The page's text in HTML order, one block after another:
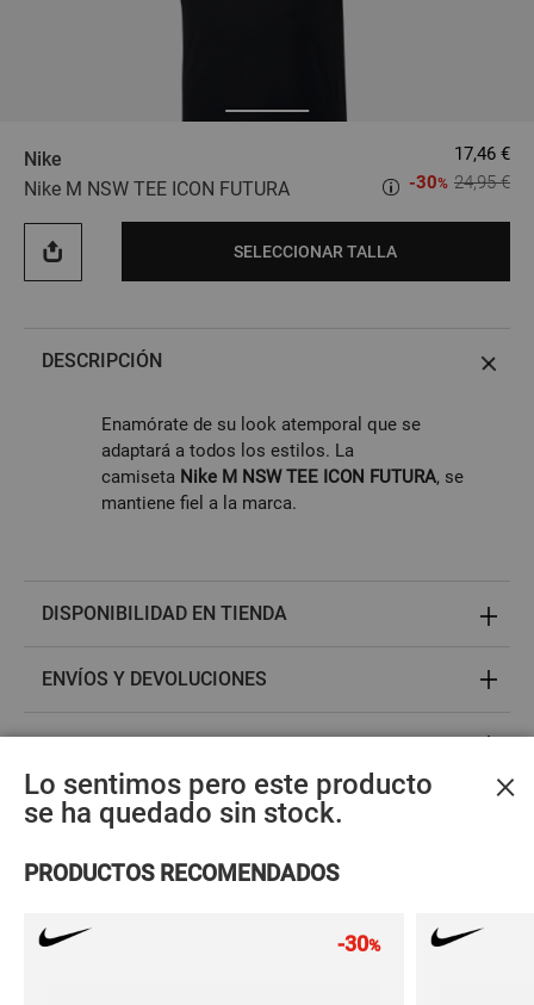
Nike
Nike M NSW TEE ICON FUTURA
17,46 €
24,95 €
-30%
SELECCIONAR TALLA
DESCRIPCIÓN
Enamórate de su look atemporal que se
adaptará a todos los estilos. La
camiseta Nike M NSW TEE ICON FUTURA, se
mantiene fiel a la marca.
DISPONIBILIDAD EN TIENDA
ENVÍOS Y DEVOLUCIONES
ACCESORIOS MÁS VENDIDOS ×
Lo sentimos pero este producto
se ha quedado sin stock.
PRODUCTOS RECOMENDADOS
-30%